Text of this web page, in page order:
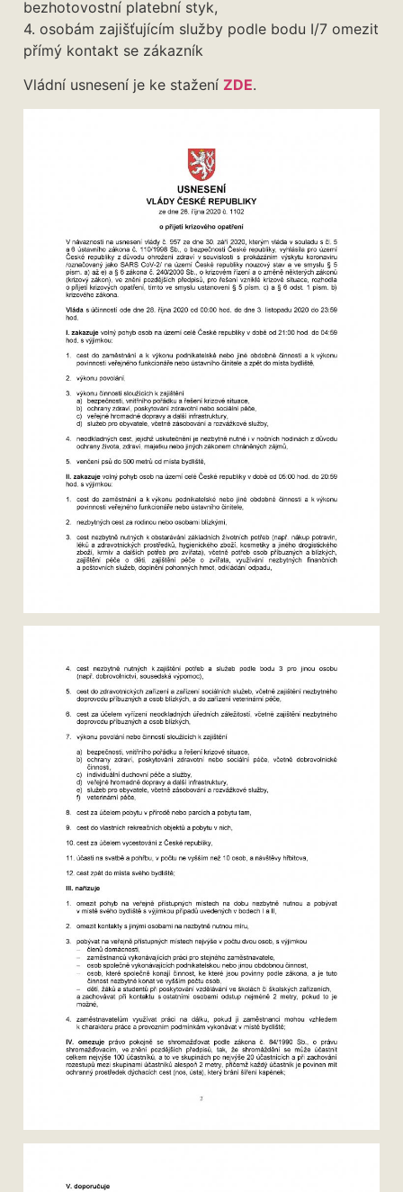
bezhotovostní platební styk,
4. osobám zajišťujícím služby podle bodu I/7 omezit
přímý kontakt se zákazník
Vládní usnesení je ke stažení ZDE.